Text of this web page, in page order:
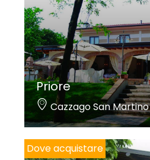
Priore
Cazzago San Martino
Dove acquistare